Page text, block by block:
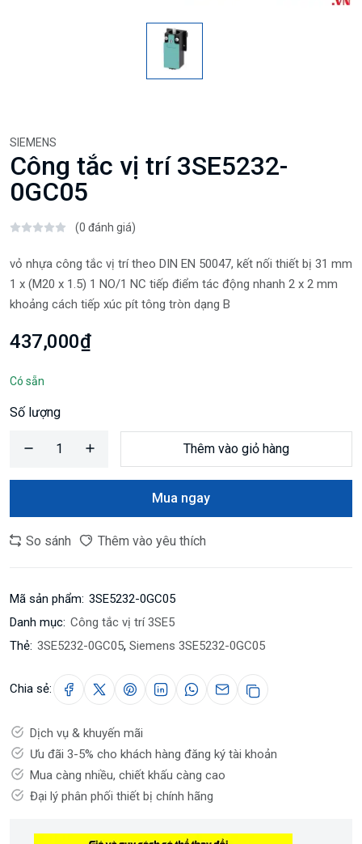
SIEMENS
Công tắc vị trí 3SE5232-
0GC05
(0 đánh giá)
vỏ nhựa công tắc vị trí theo DIN EN 50047, kết nối thiết bị 31 mm
1 x (M20 x 1.5) 1 NO/1 NC tiếp điểm tác động nhanh 2 x 2 mm
khoảng cách tiếp xúc pít tông tròn dạng B
437,000₫
Có sẵn
Số lượng
Thêm vào giỏ hàng
Mua ngay
So sánh Thêm vào yêu thích
Mã sản phẩm: 3SE5232-0GC05
Danh mục: Công tắc vị trí 3SE5
Thẻ: 3SE5232-0GC05, Siemens 3SE5232-0GC05
Chia sẻ:
Dịch vụ & khuyến mãi
Ưu đãi 3-5% cho khách hàng đăng ký tài khoản
Mua càng nhiều, chiết khấu càng cao
Đại lý phân phối thiết bị chính hãng